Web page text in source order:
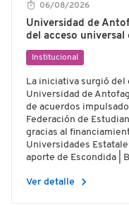
06/08/2026
Universidad de
del acceso universal
Institucional
La iniciativa surgió
Universidad de
de acuerdos
Federación de
gracias al
Universidades
aporte de Escondida |
Ver detalle chevron_right